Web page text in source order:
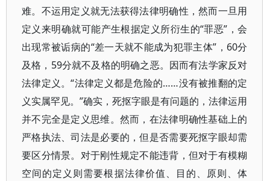
难。不运用定义就无法获得法律明确性，然而一旦用
定义来明确就可能产生根据定义所衍生的“罪恶”，会
出现常被诟病的“差一天就不能成为犯罪主体”，60分
及格，59分就不及格的明确之恶。因而有法学家反对
法律定义。“法律定义都是危险的……没有被推翻的定
义实属罕见。”确实，死抠字眼是有问题的，法律运用
并不完全是定义思维。然而，在法律明确性基础上的
严格执法、司法是必要的，但是否需要死抠字眼却需
要区分情景。对于刚性规定不能违背，但对于有模糊
空间的定义则需要根据法律价值、目的、原则、体